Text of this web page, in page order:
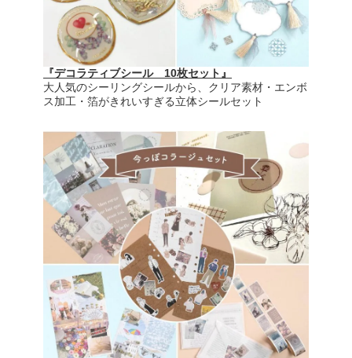
『デコラティブシール 10枚セット』
大人気のシーリングシールから、クリア素材・エンボ
ス加工・箔がきれいすぎる立体シールセット